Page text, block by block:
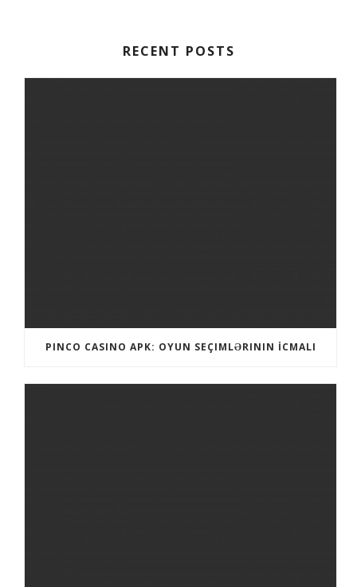
RECENT POSTS
PINCO CASINO APK: OYUN SEÇIMLƏRININ İCMALI